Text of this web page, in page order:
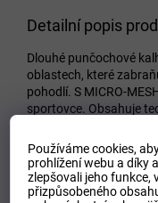
Používáme cookies,
prohlížení webu a díky
zlepšovali jeho
přizpůsobeného
Detailní popis
Dlouhé punčochové
oblastech, které
pohodlí. S MICRO-
sportovce. Obsahuje
Doplňkové
Kategorie: